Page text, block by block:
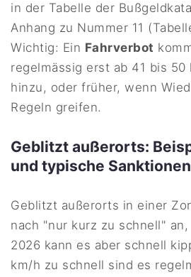
in der Tabelle der
Anhang zu Nummer 11
Wichtig: Ein Fahrverbot
regelmässig erst ab 41 bis 50
hinzu, oder früher, wenn
Regeln greifen.
Geblitzt außerorts:
und typische Sanktionen
Geblitzt außerorts in einer
nach "nur kurz zu schnell"
2026 kann es aber schnell
km/h zu schnell sind es